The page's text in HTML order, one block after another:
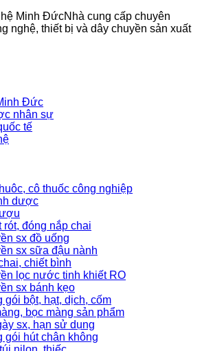
Minh ĐứcNhà cung cấp chuyên
nghệ, thiết bị và dây chuyền sản xuất
Đức
nhân sự
tế
cô thuốc công nghiệp
dược
rót, đóng nắp chai
sx đồ uống
sx sữa đậu nành
chiết bình
lọc nước tinh khiết RO
sx bánh kẹo
gói bột, hạt, dịch, cốm
bọc màng sản phẩm
sx, hạn sử dụng
gói hút chân không